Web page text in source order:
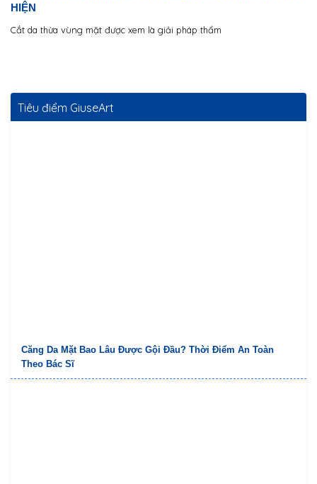
HIỆN
Cắt da thừa vùng mặt được xem là giải pháp thẩm
Tiêu điểm GiuseArt
Căng Da Mặt Bao Lâu Được Gội Đầu? Thời Điểm An Toàn
Theo Bác Sĩ